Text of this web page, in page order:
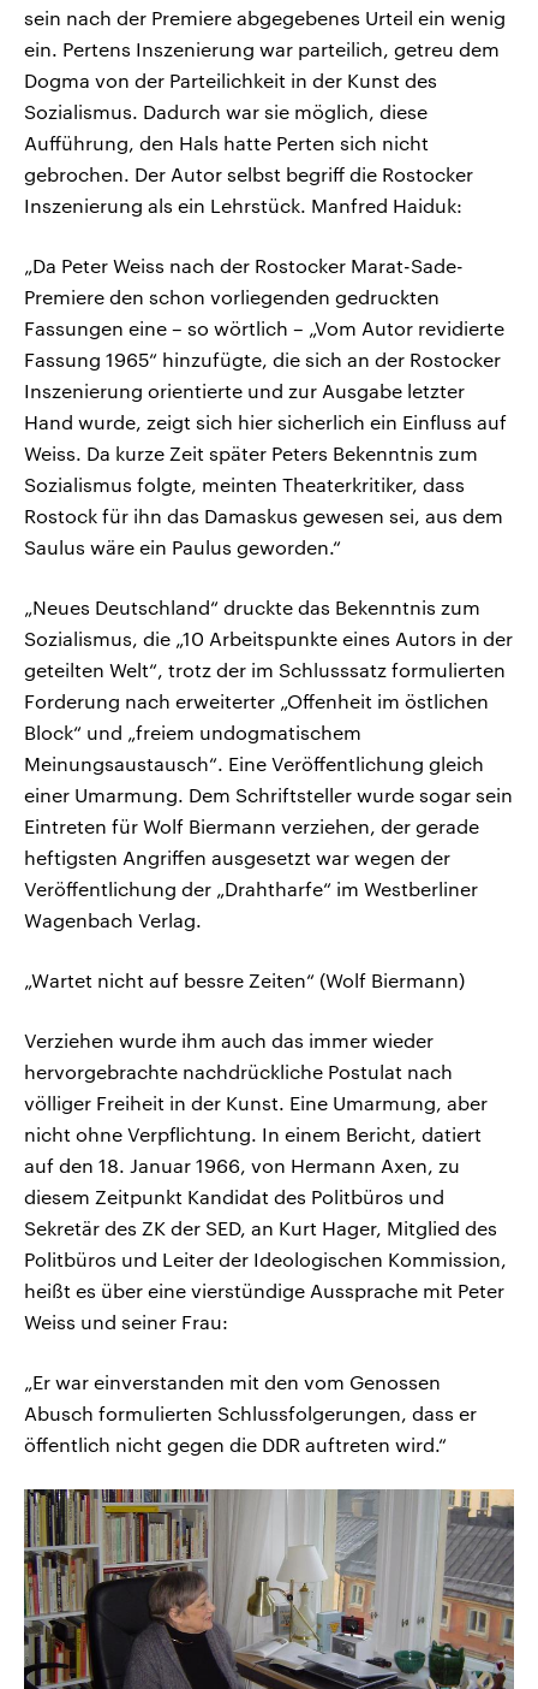
sein nach der Premiere abgegebenes Urteil ein wenig
ein. Pertens Inszenierung war parteilich, getreu dem
Dogma von der Parteilichkeit in der Kunst des
Sozialismus. Dadurch war sie möglich, diese
Aufführung, den Hals hatte Perten sich nicht
gebrochen. Der Autor selbst begriff die Rostocker
Inszenierung als ein Lehrstück. Manfred Haiduk:
„Da Peter Weiss nach der Rostocker Marat-Sade-
Premiere den schon vorliegenden gedruckten
Fassungen eine – so wörtlich – „Vom Autor revidierte
Fassung 1965“ hinzufügte, die sich an der Rostocker
Inszenierung orientierte und zur Ausgabe letzter
Hand wurde, zeigt sich hier sicherlich ein Einfluss auf
Weiss. Da kurze Zeit später Peters Bekenntnis zum
Sozialismus folgte, meinten Theaterkritiker, dass
Rostock für ihn das Damaskus gewesen sei, aus dem
Saulus wäre ein Paulus geworden.“
„Neues Deutschland“ druckte das Bekenntnis zum
Sozialismus, die „10 Arbeitspunkte eines Autors in der
geteilten Welt“, trotz der im Schlusssatz formulierten
Forderung nach erweiterter „Offenheit im östlichen
Block“ und „freiem undogmatischem
Meinungsaustausch“. Eine Veröffentlichung gleich
einer Umarmung. Dem Schriftsteller wurde sogar sein
Eintreten für Wolf Biermann verziehen, der gerade
heftigsten Angriffen ausgesetzt war wegen der
Veröffentlichung der „Drahtharfe“ im Westberliner
Wagenbach Verlag.
„Wartet nicht auf bessre Zeiten“ (Wolf Biermann)
Verziehen wurde ihm auch das immer wieder
hervorgebrachte nachdrückliche Postulat nach
völliger Freiheit in der Kunst. Eine Umarmung, aber
nicht ohne Verpflichtung. In einem Bericht, datiert
auf den 18. Januar 1966, von Hermann Axen, zu
diesem Zeitpunkt Kandidat des Politbüros und
Sekretär des ZK der SED, an Kurt Hager, Mitglied des
Politbüros und Leiter der Ideologischen Kommission,
heißt es über eine vierstündige Aussprache mit Peter
Weiss und seiner Frau:
„Er war einverstanden mit den vom Genossen
Abusch formulierten Schlussfolgerungen, dass er
öffentlich nicht gegen die DDR auftreten wird.“